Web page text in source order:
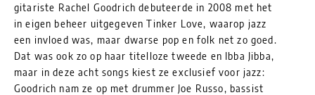
gitariste Rachel Goodrich debuteerde in 2008 met het
in eigen beheer uitgegeven Tinker Love, waarop jazz
een invloed was, maar dwarse pop en folk net zo goed.
Dat was ook zo op haar titelloze tweede en Ibba Jibba,
maar in deze acht songs kiest ze exclusief voor jazz:
Goodrich nam ze op met drummer Joe Russo, bassist